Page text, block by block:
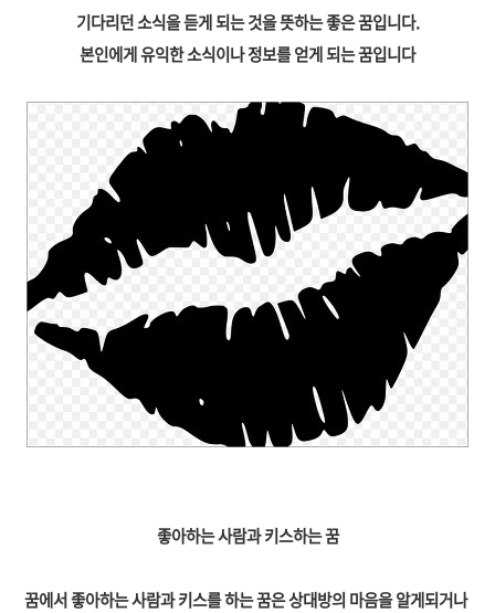
기다리던 소식을 듣게 되는 것을 뜻하는 좋은 꿈입니다.
본인에게 유익한 소식이나 정보를 얻게 되는 꿈입니다
좋아하는 사람과 키스하는 꿈
꿈에서 좋아하는 사람과 키스를 하는 꿈은 상대방의 마음을 알게되거나